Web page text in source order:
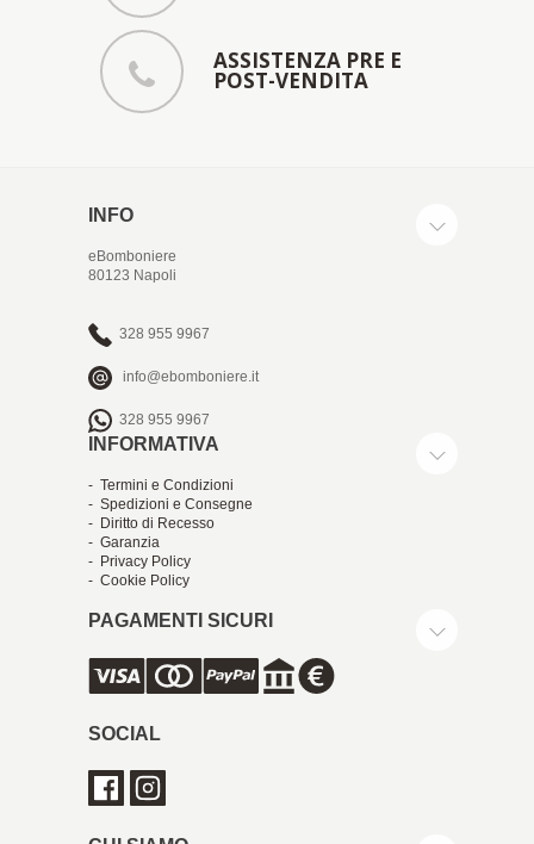
ASSISTENZA PRE E
POST-VENDITA
INFO
eBomboniere
80123 Napoli
328 955 9967
info@ebomboniere.it
328 955 9967
INFORMATIVA
- Termini e Condizioni
- Spedizioni e Consegne
- Diritto di Recesso
- Garanzia
- Privacy Policy
- Cookie Policy
PAGAMENTI SICURI
SOCIAL